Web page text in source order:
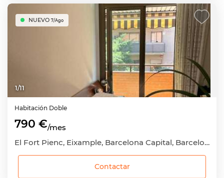
1/11
NUEVO 7/Ago
Habitación Doble
790 €/mes
El Fort Pienc, Eixample, Barcelona Capital, Barcelona
Contactar